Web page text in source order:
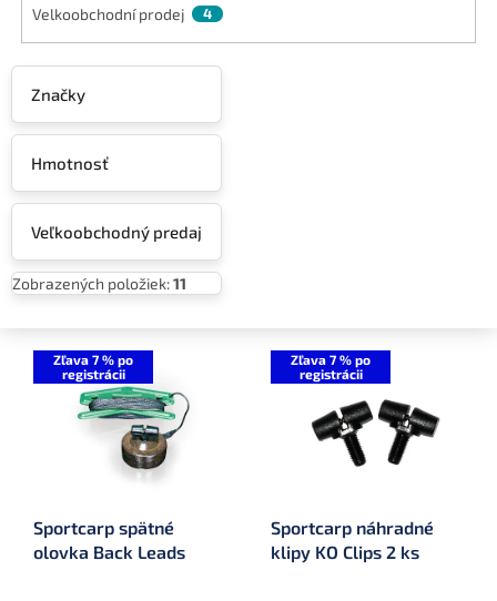
Velkoobchodní prodej 4
Značky
Hmotnosť
Veľkoobchodný predaj
Zobrazených položiek:11
Zľava 7 % po
registrácii
Sportcarp spätné
olovka Back Leads
Zľava 7 % po
registrácii
Sportcarp náhradné
klipy KO Clips 2 ks